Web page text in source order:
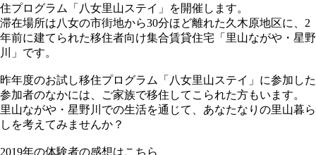
住プログラム「八女里山ステイ」を開催します。
滞在場所は八女の市街地から30分ほど離れた久木原地区に、2
年前に建てられた移住者向け集合賃貸住宅「里山ながや・星野
川」です。
昨年度のお試し移住プログラム「八女里山ステイ」に参加した
参加者のなかには、ご家族で移住してこられた方もいます。
里山ながや・星野川での生活を通じて、あなたなりの里山暮ら
しを考えてみませんか？
2019年の体験者の感想はこちら